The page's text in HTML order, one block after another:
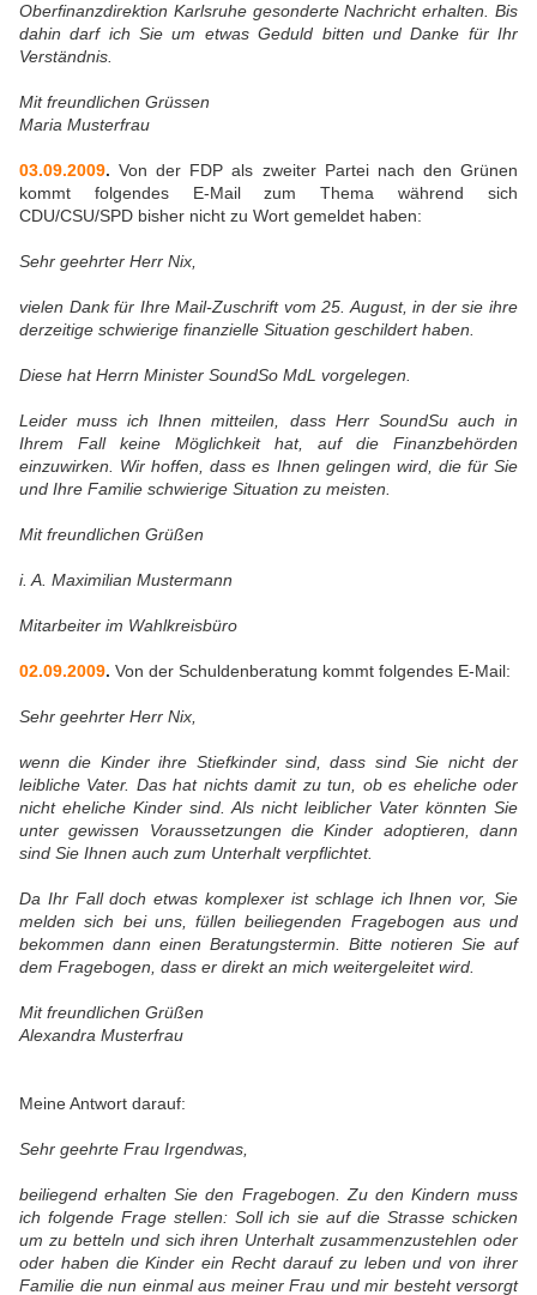
Oberfinanzdirektion Karlsruhe gesonderte Nachricht erhalten. Bis
dahin darf ich Sie um etwas Geduld bitten und Danke für Ihr
Verständnis.
Mit freundlichen Grüssen
Maria Musterfrau
03.09.2009. Von der FDP als zweiter Partei nach den Grünen
kommt folgendes E-Mail zum Thema während sich
CDU/CSU/SPD bisher nicht zu Wort gemeldet haben:
Sehr geehrter Herr Nix,
vielen Dank für Ihre Mail-Zuschrift vom 25. August, in der sie ihre
derzeitige schwierige finanzielle Situation geschildert haben.
Diese hat Herrn Minister SoundSo MdL vorgelegen.
Leider muss ich Ihnen mitteilen, dass Herr SoundSu auch in
Ihrem Fall keine Möglichkeit hat, auf die Finanzbehörden
einzuwirken. Wir hoffen, dass es Ihnen gelingen wird, die für Sie
und Ihre Familie schwierige Situation zu meisten.
Mit freundlichen Grüßen
i. A. Maximilian Mustermann
Mitarbeiter im Wahlkreisbüro
02.09.2009. Von der Schuldenberatung kommt folgendes E-Mail:
Sehr geehrter Herr Nix,
wenn die Kinder ihre Stiefkinder sind, dass sind Sie nicht der
leibliche Vater. Das hat nichts damit zu tun, ob es eheliche oder
nicht eheliche Kinder sind. Als nicht leiblicher Vater könnten Sie
unter gewissen Voraussetzungen die Kinder adoptieren, dann
sind Sie Ihnen auch zum Unterhalt verpflichtet.
Da Ihr Fall doch etwas komplexer ist schlage ich Ihnen vor, Sie
melden sich bei uns, füllen beiliegenden Fragebogen aus und
bekommen dann einen Beratungstermin. Bitte notieren Sie auf
dem Fragebogen, dass er direkt an mich weitergeleitet wird.
Mit freundlichen Grüßen
Alexandra Musterfrau
Meine Antwort darauf:
Sehr geehrte Frau Irgendwas,
beiliegend erhalten Sie den Fragebogen. Zu den Kindern muss
ich folgende Frage stellen: Soll ich sie auf die Strasse schicken
um zu betteln und sich ihren Unterhalt zusammenzustehlen oder
oder haben die Kinder ein Recht darauf zu leben und von ihrer
Familie die nun einmal aus meiner Frau und mir besteht versorgt